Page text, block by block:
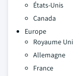
États-Unis
Canada
Europe
Royaume Uni
Allemagne
France